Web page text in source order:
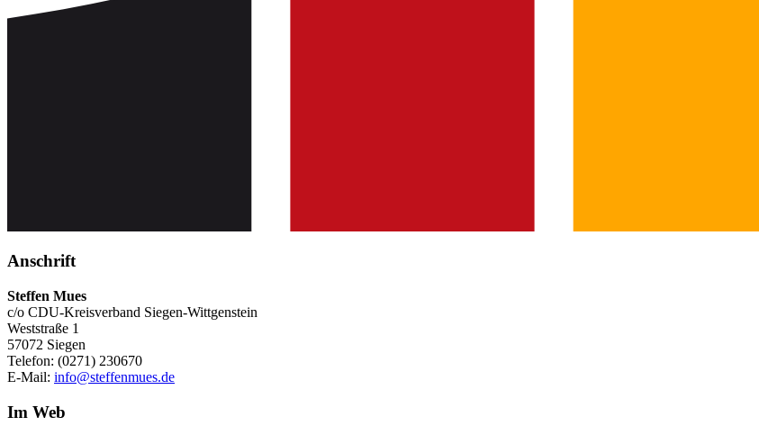
Anschrift
Steffen Mues
c/o CDU-Kreisverband Siegen-Wittgenstein
Weststraße 1
57072 Siegen
Telefon: (0271) 230670
E-Mail: info@steffenmues.de
Im Web